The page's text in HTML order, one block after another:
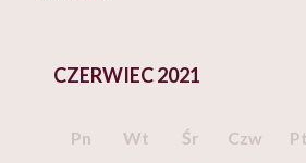
CZERWIEC 2021
Pn Wt Śr Czw Pt